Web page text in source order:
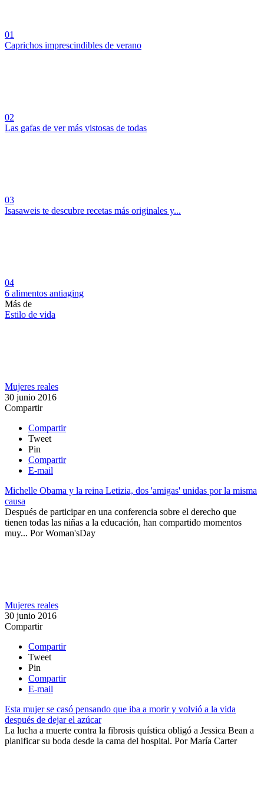
01
Caprichos imprescindibles de verano
02
Las gafas de ver más vistosas de todas
03
Isasaweis te descubre recetas más originales y...
04
6 alimentos antiaging
Más de
Estilo de vida
Mujeres reales
30 junio 2016
Compartir
Compartir
Tweet
Pin
Compartir
E-mail
Michelle Obama y la reina Letizia, dos 'amigas' unidas por la misma
causa
Después de participar en una conferencia sobre el derecho que
tienen todas las niñas a la educación, han compartido momentos
muy... PorWoman'sDay
Mujeres reales
30 junio 2016
Compartir
Compartir
Tweet
Pin
Compartir
E-mail
Esta mujer se casó pensando que iba a morir y volvió a la vida
después de dejar el azúcar
La lucha a muerte contra la fibrosis quística obligó a Jessica Bean a
planificar su boda desde la cama del hospital. PorMaría Carter